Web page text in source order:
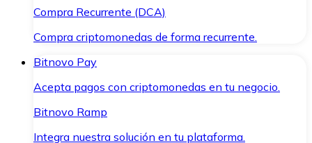
Compra Recurrente (DCA)
Compra criptomonedas de forma recurrente.
Bitnovo Pay
Acepta pagos con criptomonedas en tu negocio.
Bitnovo Ramp
Integra nuestra solución en tu plataforma.